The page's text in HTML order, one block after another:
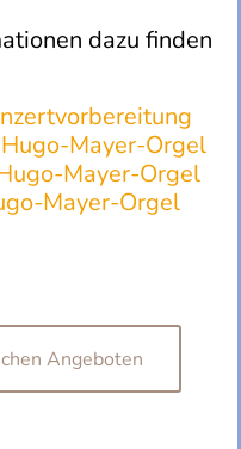
dazu finden
Mayer-Orgel
Mayer-Orgel
Mayer-Orgel
Angeboten